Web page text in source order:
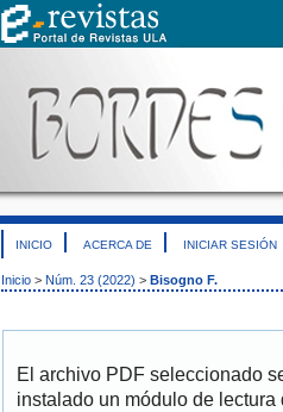
INICIO ACERCA DE INICIAR SESIÓN
Inicio > Núm. 23 (2022) > Bisogno F.
El archivo PDF seleccionado
instalado un módulo de